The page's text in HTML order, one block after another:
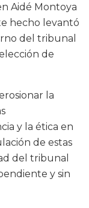
Aidé Montoya
hecho levantó
del tribunal
de
la
y la ética en
de estas
del tribunal
y sin